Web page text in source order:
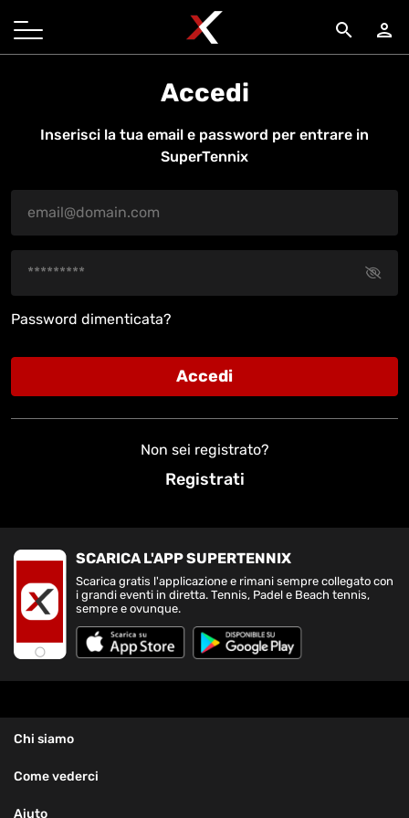
search person
Accedi
Inserisci la tua email e password per entrare in
SuperTennix
Password dimenticata?
Accedi
Non sei registrato?
Registrati
SCARICA L'APP SUPERTENNIX
Scarica gratis l'applicazione e rimani sempre collegato con
i grandi eventi in diretta. Tennis, Padel e Beach tennis,
sempre e ovunque.
Chi siamo
Come vederci
Aiuto